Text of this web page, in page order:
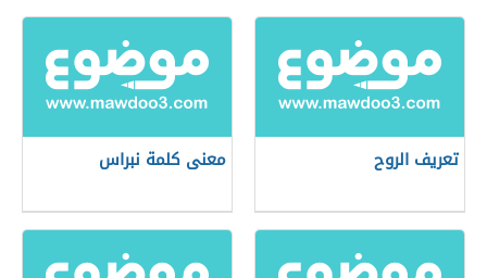
تعريف الروح معنى كلمة نبراس